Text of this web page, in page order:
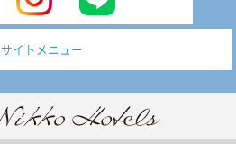
サイトメニュー